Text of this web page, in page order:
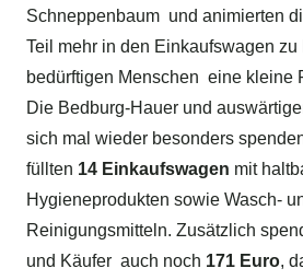
Schneppenbaum und animierten
Teil mehr in den Einkaufswagen
bedürftigen Menschen eine kleine
Die Bedburg-Hauer und
sich mal wieder besonders
füllten 14 Einkaufswagen mit
Hygieneprodukten sowie Wasch-
Reinigungsmitteln. Zusätzlich
und Käufer auch noch 171 Euro,